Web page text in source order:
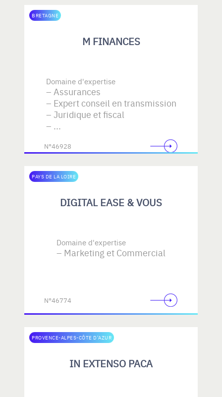
BRETAGNE
M FINANCES
Domaine d'expertise
Assurances
Expert conseil en transmission
Juridique et fiscal
...
N°46928
PAYS DE LA LOIRE
DIGITAL EASE & VOUS
Domaine d'expertise
Marketing et Commercial
N°46774
PROVENCE-ALPES-CÔTE D'AZUR
IN EXTENSO PACA